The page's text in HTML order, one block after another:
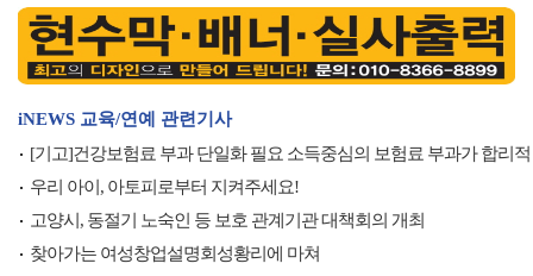
iNEWS 교육/연예 관련기사
[기고]건강보험료 부과 단일화 필요 소득중심의 보험료 부과가 합리적
우리 아이, 아토피로부터 지켜주세요!
고양시, 동절기 노숙인 등 보호 관계기관 대책회의 개최
찾아가는 여성창업설명회성황리에 마쳐